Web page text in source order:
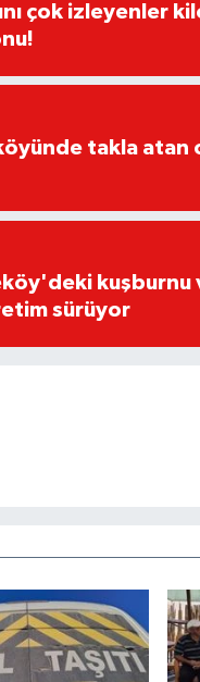
çok izleyenler kilo
takla
kuşburnu
sürüyor